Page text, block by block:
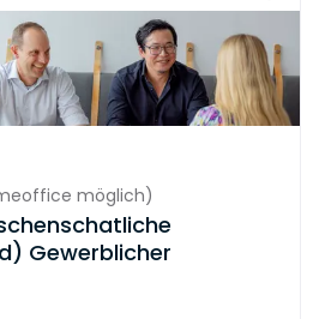
möglich)
Gewerblicher